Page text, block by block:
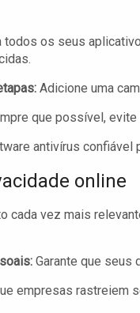
todos os seus
Adicione uma
que possível,
antivírus confiável
online
cada vez mais
Garante que seus
empresas rastreiem